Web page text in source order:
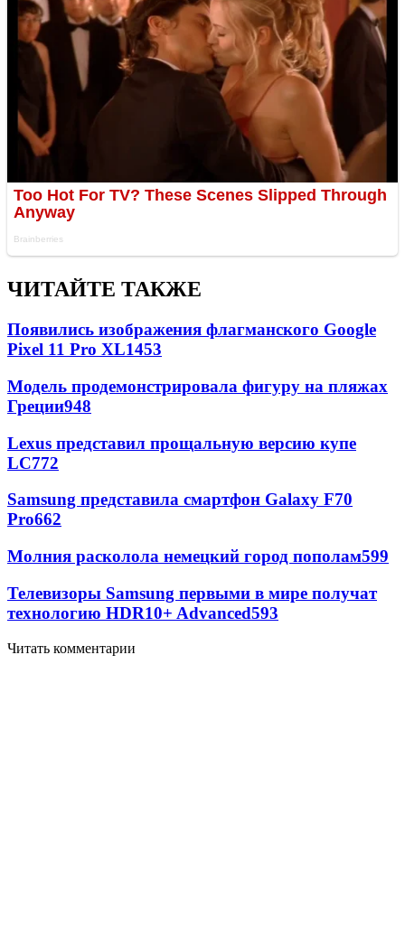
ЧИТАЙТЕ ТАКЖЕ
Появились изображения флагманского Google
Pixel 11 Pro XL1453
Модель продемонстрировала фигуру на пляжах
Греции948
Lexus представил прощальную версию купе
LC772
Samsung представила смартфон Galaxy F70
Pro662
Молния расколола немецкий город пополам599
Телевизоры Samsung первыми в мире получат
технологию HDR10+ Advanced593
Читать комментарии